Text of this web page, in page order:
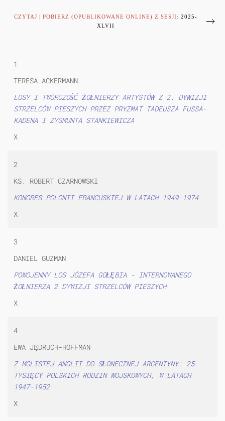
CZYTAJ | POBIERZ (OPUBLIKOWANE ONLINE) Z SESJI: 2025-
XLVII
1
TERESA ACKERMANN
LOSY I TWÓRCZOŚĆ ŻOŁNIERZY ARTYSTÓW Z 2. DYWIZJI
STRZELCÓW PIESZYCH PRZEZ PRYZMAT TADEUSZA FUSSA-
KADENA I ZYGMUNTA STANKIEWICZA
X
2
KS. ROBERT CZARNOWSKI
KONGRES POLONII FRANCUSKIEJ W LATACH 1949-1974
X
3
DANIEL GUZMAN
POWOJENNY LOS JÓZEFA GOŁĘBIA - INTERNOWANEGO
ŻOŁNIERZA 2 DYWIZJI STRZELCÓW PIESZYCH
X
4
EWA JĘDRUCH-HOFFMAN
Z MGLISTEJ ANGLII DO SŁONECZNEJ ARGENTYNY: 25
TYSIĘCY POLSKICH RODZIN WOJSKOWYCH, W LATACH
1947-1952
X